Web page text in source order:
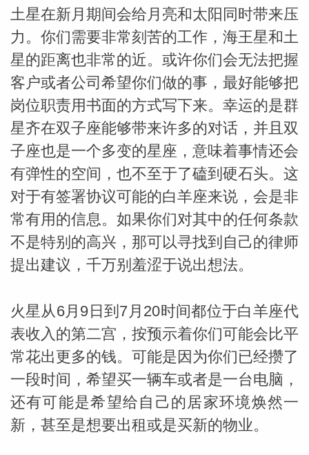
miller
土星在新月期间会给月亮和太阳同时带来压
力。你们需要非常刻苦的工作，海王星和土
星的距离也非常的近。或许你们会无法把握
客户或者公司希望你们做的事，最好能够把
岗位职责用书面的方式写下来。幸运的是群
星齐在双子座能够带来许多的对话，并且双
子座也是一个多变的星座，意味着事情还会
有弹性的空间，也不至于了磕到硬石头。这
对于有签署协议可能的白羊座来说，会是非
常有用的信息。如果你们对其中的任何条款
不是特别的高兴，那可以寻找到自己的律师
提出建议，千万别羞涩于说出想法。
火星从6月9日到7月20时间都位于白羊座代
表收入的第二宫，按预示着你们可能会比平
常花出更多的钱。可能是因为你们已经攒了
一段时间，希望买一辆车或者是一台电脑，
还有可能是希望给自己的居家环境焕然一
新，甚至是想要出租或是买新的物业。